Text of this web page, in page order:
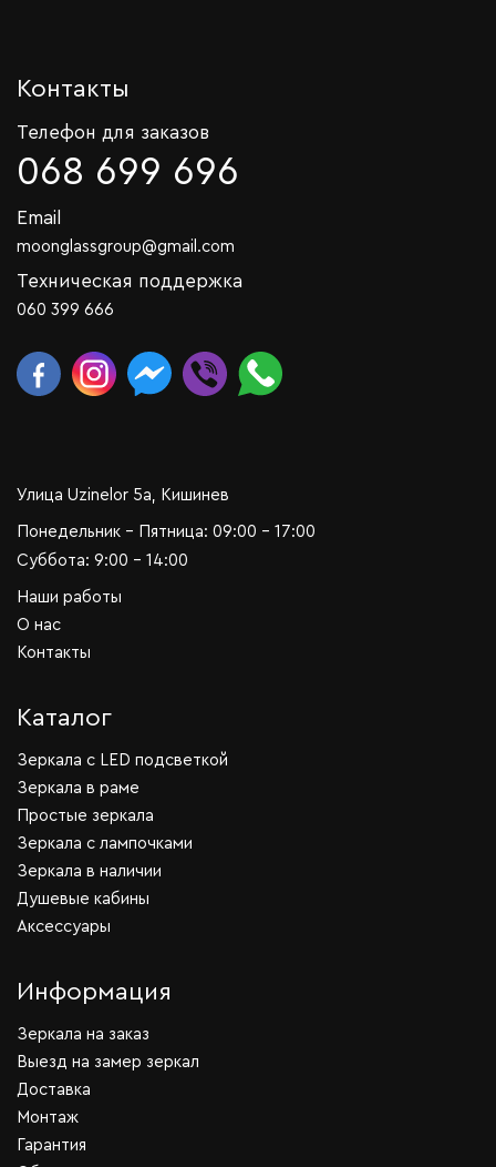
Контакты
Телефон для заказов
068 699 696
Email
moonglassgroup@gmail.com
Техническая поддержка
060 399 666
Улица Uzinelor 5a, Кишинев
Понедельник - Пятница: 09:00 - 17:00
Суббота: 9:00 - 14:00
Наши работы
О нас
Контакты
Каталог
Зеркала c LED подсветкой
Зеркала в раме
Простые зеркала
Зеркала с лампочками
Зеркала в наличии
Душевые кабины
Аксессуары
Информация
Зеркала на заказ
Выезд на замер зеркал
Доставка
Монтаж
Гарантия